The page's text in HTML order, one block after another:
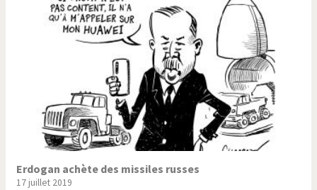
Erdogan achète des missiles russes
17 juillet 2019